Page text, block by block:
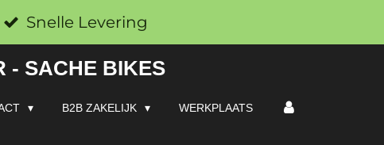
Snelle Levering
- SACHE BIKES
B2B ZAKELIJK WERKPLAATS